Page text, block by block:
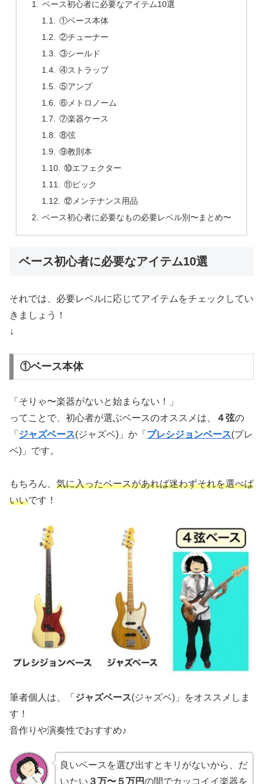
ベース初心者に必要なアイテム10選
①ベース本体
②チューナー
③シールド
④ストラップ
⑤アンプ
⑥メトロノーム
⑦楽器ケース
⑧弦
⑨教則本
⑩エフェクター
⑪ピック
⑫メンテナンス用品
ベース初心者に必要なもの必要レベル別〜まとめ〜
ベース初心者に必要なアイテム10選
それでは、必要レベルに応じてアイテムをチェックしてい
きましょう！
↓
①ベース本体
「そりゃ〜楽器がないと始まらない！」
ってことで、初心者が選ぶベースのオススメは、
４弦の
「 ジャズベース(ジャズベ)」か「 プレシジョンベース(プレ
ベ)」です。
もちろん、 気に入ったベースがあれば迷わずそれを選べば
いいです！
筆者個人は、「 ジャズベース(ジャズベ)」をオススメしま
す！
音作りや演奏性でおすすめ♪
良いベースを選び出すとキリがないから、だ
いたい ３万〜５万円の間でカッコイイ楽器を